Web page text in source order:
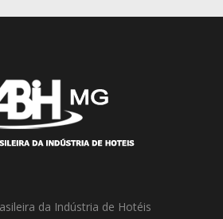
da Indústria de Hotéis